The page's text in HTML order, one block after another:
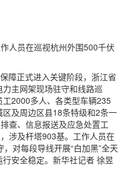
人员在巡视杭州外围500千伏
障正式进入关键阶段，浙江省
主网架现场驻守和线路巡
2000多人、各类型车辆235
及周边区县18条特级和2条一
查、信息报送及应急处置工
涉及杆塔903基。工作人员在
对每段导线开展“白加黑”全天
安全稳定。新华社记者 徐昱